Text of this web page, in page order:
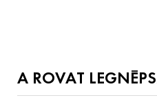
A ROVAT